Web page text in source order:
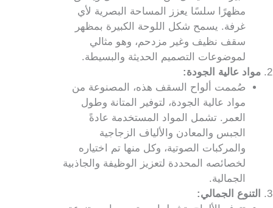
مظهرًا سلسًا يعزز المساحة البصرية لأي
غرفة. يسمح شكل اللوحة الكبيرة بمظهر
سقف نظيف وغير مزدحم، وهو مثالي
لموضوعات التصميم الحديثة والبسيطة.
مواد عالية الجودة:
صُممت ألواح السقف هذه، المصنوعة من
مواد عالية الجودة، لتوفير المتانة وطول
العمر. تشمل المواد المستخدمة عادةً
الجبس والمعادن والألياف الزجاجية
والمركبات الصوتية، وكل منها تم اختياره
لخصائصه المحددة لتعزيز الوظيفة والجاذبية
الجمالية.
التنوع الجمالي: